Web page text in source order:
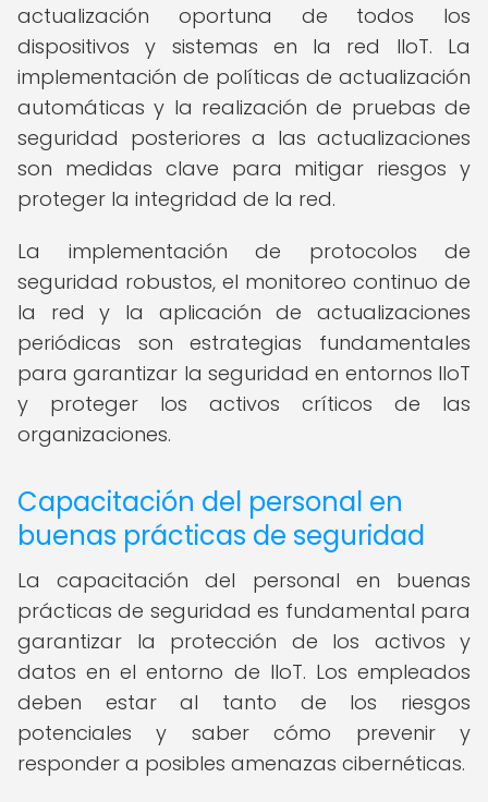
actualización oportuna de todos los
dispositivos y sistemas en la red IIoT. La
implementación de políticas de actualización
automáticas y la realización de pruebas de
seguridad posteriores a las actualizaciones
son medidas clave para mitigar riesgos y
proteger la integridad de la red.
La implementación de protocolos de
seguridad robustos, el monitoreo continuo de
la red y la aplicación de actualizaciones
periódicas son estrategias fundamentales
para garantizar la seguridad en entornos IIoT
y proteger los activos críticos de las
organizaciones.
Capacitación del personal en
buenas prácticas de seguridad
La capacitación del personal en buenas
prácticas de seguridad es fundamental para
garantizar la protección de los activos y
datos en el entorno de IIoT. Los empleados
deben estar al tanto de los riesgos
potenciales y saber cómo prevenir y
responder a posibles amenazas cibernéticas.